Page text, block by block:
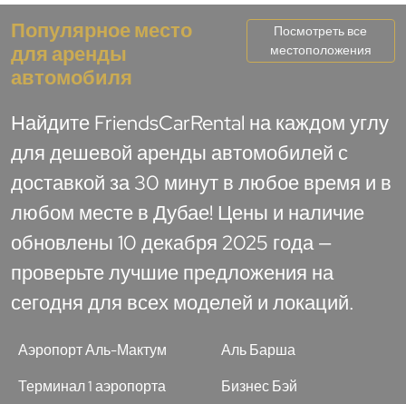
Популярное место
для аренды
автомобиля
Посмотреть все
местоположения
Найдите FriendsCarRental на каждом углу
для дешевой аренды автомобилей с
доставкой за 30 минут в любое время и в
любом месте в Дубае! Цены и наличие
обновлены 10 декабря 2025 года —
проверьте лучшие предложения на
сегодня для всех моделей и локаций.
Аэропорт Аль-Мактум
Терминал 1 аэропорта
Аль Барша
Бизнес Бэй